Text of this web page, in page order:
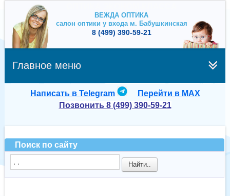
ВЕЖДА ОПТИКА
салон оптики у входа м. Бабушкинская
8 (499) 390-59-21
Главное меню
Написать в Telegram
Перейти в MAX
Позвонить 8 (499) 390-59-21
Поиск по сайту
Найти..